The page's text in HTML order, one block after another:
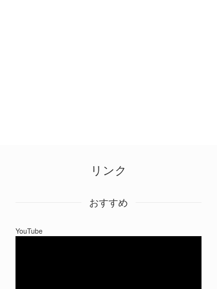
リンク
おすすめ
YouTube